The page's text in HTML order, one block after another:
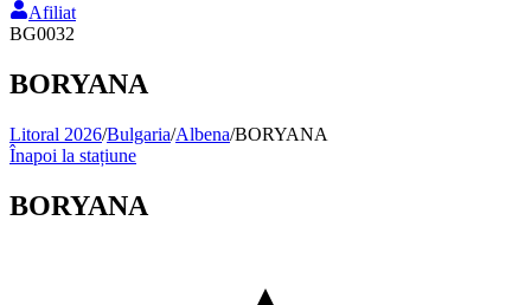
Afiliat
BG0032
BORYANA
Litoral 2026/Bulgaria/Albena/BORYANA
Înapoi la stațiune
BORYANA